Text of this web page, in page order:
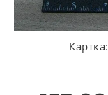
Картка: